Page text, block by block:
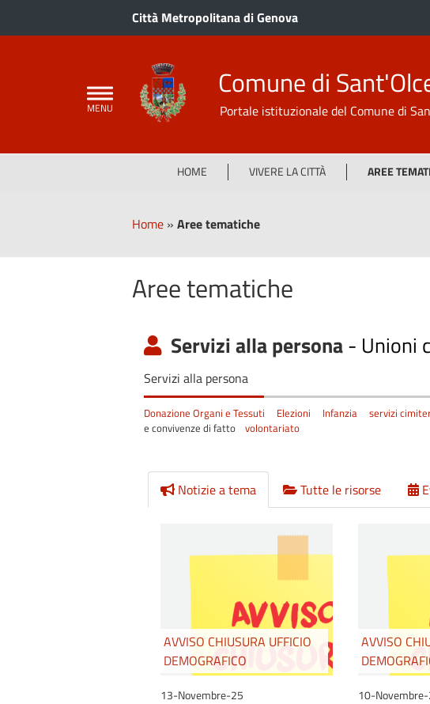
Città Metropolitana di Genova
Comune di
Portale istituzionale del Comune di
HOME VIVERE LA CITTÀ AREE
Home » Aree tematiche
Aree tematiche
Servizi alla persona- Unioni
Servizi alla persona
Donazione Organi e Tessuti Elezioni Infanzia servizi
e convivenze di fatto volontariato
Notizie a tema Tutte le risorse
AVVISO CHIUSURA UFFICIO
DEMOGRAFICO
13-Novembre-25
AVVISO
10-